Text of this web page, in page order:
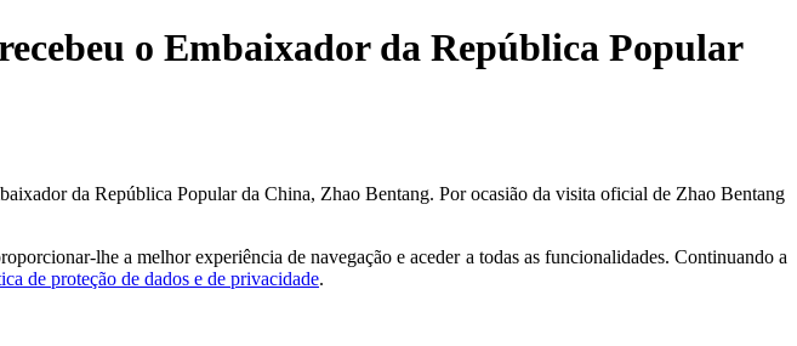
o Embaixador da República Popular
da República Popular da China, Zhao Bentang. Por ocasião da visita oficial de Zhao Bentang
lhe a melhor experiência de navegação e aceder a todas as funcionalidades. Continuando a
de proteção de dados e de privacidade.